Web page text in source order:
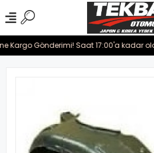
Kargo Gönderimi! Saat 17:00'a kadar